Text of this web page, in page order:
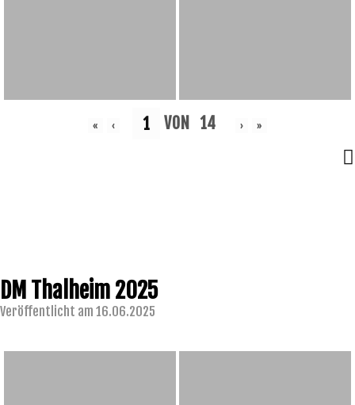
« ‹ VON 14 › »
DM Thalheim 2025
Veröffentlicht am 16.06.2025